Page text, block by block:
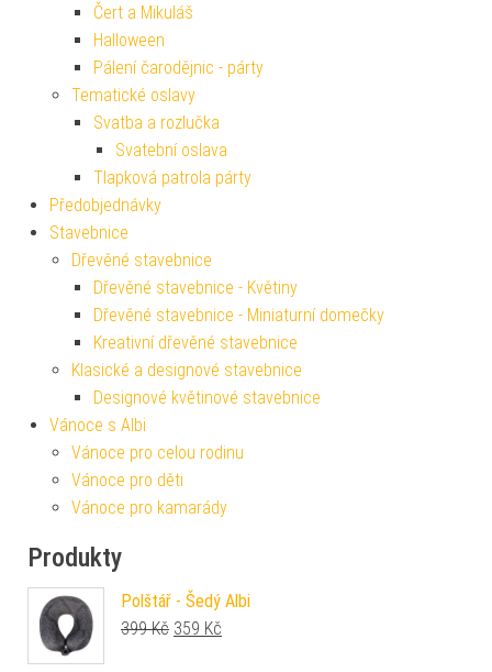
Čert a Mikuláš
Halloween
Pálení čarodějnic - párty
Tematické oslavy
Svatba a rozlučka
Svatební oslava
Tlapková patrola párty
Předobjednávky
Stavebnice
Dřevěné stavebnice
Dřevěné stavebnice - Květiny
Dřevěné stavebnice - Miniaturní domečky
Kreativní dřevěné stavebnice
Klasické a designové stavebnice
Designové květinové stavebnice
Vánoce s Albi
Vánoce pro celou rodinu
Vánoce pro děti
Vánoce pro kamarády
Produkty
Polštář - Šedý Albi
399Kč Původní cena byla: 399 Kč.
359 Kč